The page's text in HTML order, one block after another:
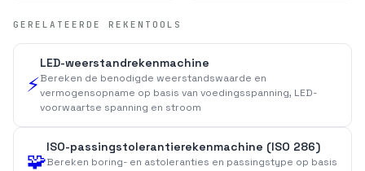
GERELATEERDE REKENTOOLS
⚡
LED-weerstandrekenmachine
Bereken de benodigde weerstandswaarde en
vermogensopname op basis van voedingsspanning, LED-
voorwaartse spanning en stroom
🧩
ISO-passingstolerantierekenmachine (ISO 286)
Bereken boring- en astoleranties en passingstype op basis